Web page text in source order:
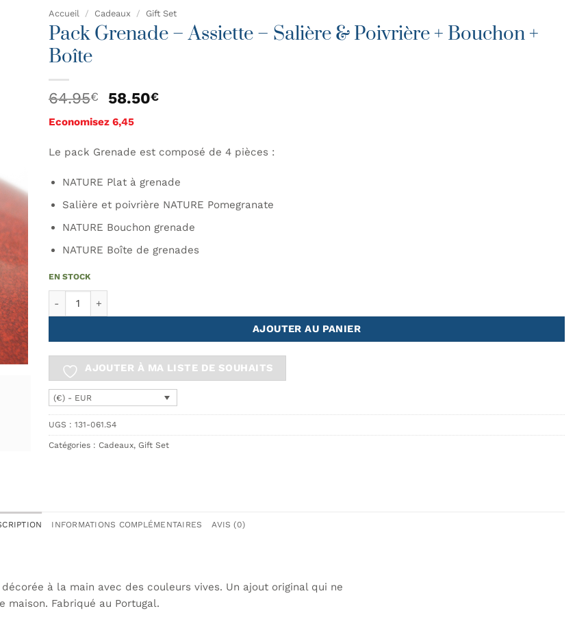
Accueil / Cadeaux / Gift Set
Pack Grenade – Assiette – Salière & Poivrière + Bouchon +
Boîte
64.95€
Le
initial
64.95€.
58.50€Le
58.50€.
Economisez 6,45
Le pack Grenade est composé de 4 pièces :
NATURE Plat à grenade
Salière et poivrière NATURE Pomegranate
NATURE Bouchon grenade
NATURE Boîte de grenades
EN STOCK
AJOUTER AU PANIER
AJOUTER À MA LISTE DE SOUHAITS
(€) - EUR
UGS : 131-061.S4
Catégories : Cadeaux, Gift Set
INFORMATIONS COMPLÉMENTAIRES AVIS (0)
à la main avec des couleurs vives. Un ajout original qui ne
maison. Fabriqué au Portugal.